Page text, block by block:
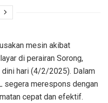
mesin akibat
di perairan Sorong,
dini hari (4/2/2025). Dalam
segera merespons dengan
cepat dan efektif.